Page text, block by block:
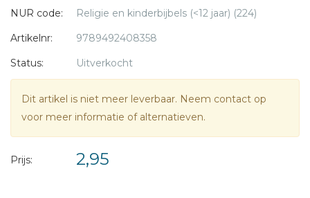
NUR code:
Religie en kinderbijbels (<12 jaar) (224)
Artikelnr:
9789492408358
Status:
Uitverkocht
Dit artikel is niet meer leverbaar. Neem contact op
voor meer informatie of alternatieven.
Prijs: 2,95